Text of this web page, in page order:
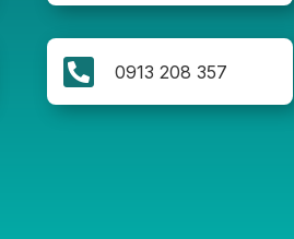
 0913 208 357